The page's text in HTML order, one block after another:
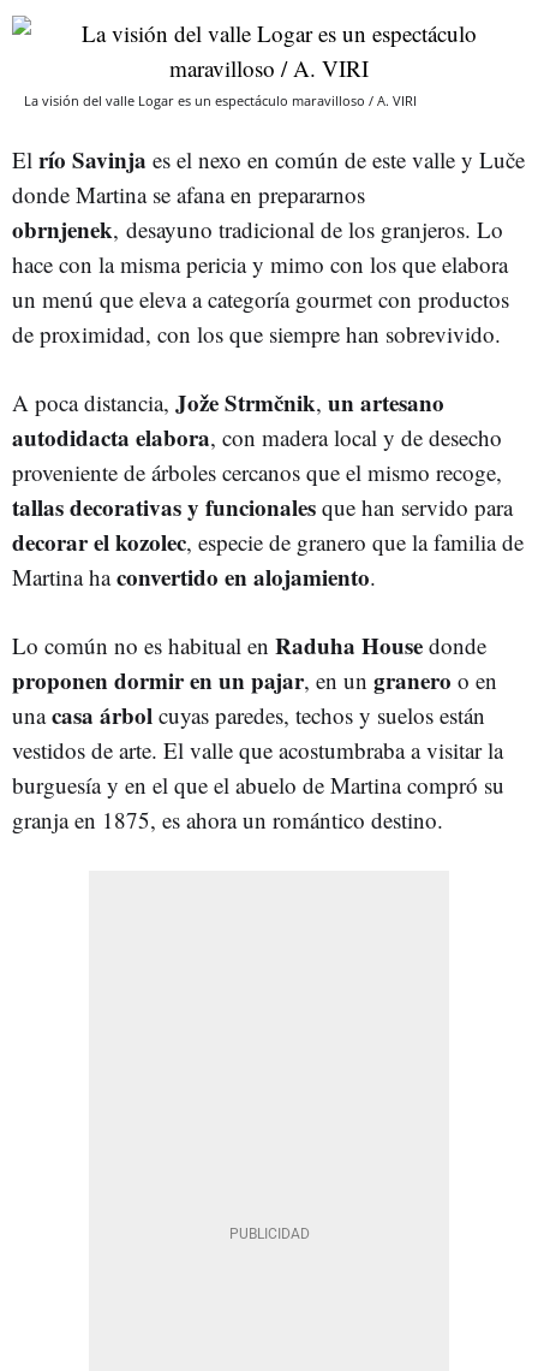
La visión del valle Logar es un espectáculo maravilloso / A. VIRI
El río Savinja es el nexo en común de este valle y Luče
donde Martina se afana en prepararnos
obrnjenek, desayuno tradicional de los granjeros. Lo
hace con la misma pericia y mimo con los que elabora
un menú que eleva a categoría gourmet con productos
de proximidad, con los que siempre han sobrevivido.
A poca distancia, JožeStrmčnik, un artesano
autodidacta elabora, con madera local y de desecho
proveniente de árboles cercanos que el mismo recoge,
tallasdecorativasy funcionales que han servido para
decorarelkozolec, especie de granero que la familia de
Martina haconvertido enalojamiento.
Lo común no es habitual en Raduha House donde
proponendormiren unpajar, en un granero o en
unacasa árbol cuyas paredes, techos y suelos están
vestidos de arte. El valle que acostumbraba a visitar la
burguesía y en el que el abuelo de Martina compró su
granja en 1875, es ahora un romántico destino.